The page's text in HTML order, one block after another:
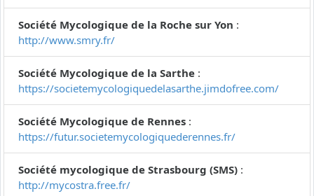
Société Mycologique de la Roche sur Yon :
http://www.smry.fr/
Société Mycologique de la Sarthe :
https://societemycologiquedelasarthe.jimdofree.com/
Société Mycologique de Rennes :
https://futur.societemycologiquederennes.fr/
Société mycologique de Strasbourg (SMS) :
http://mycostra.free.fr/